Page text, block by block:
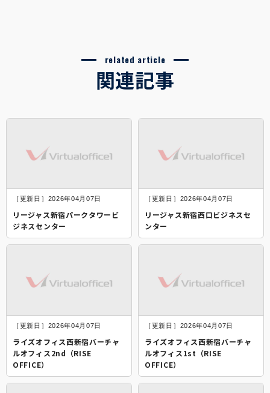
related article
関連記事
［更新日］2026年04月07日
リージャス新宿パークタワービ
ジネスセンター
［更新日］2026年04月07日
リージャス新宿西口ビジネスセ
ンター
［更新日］2026年04月07日
​ライズオフィス西新宿バーチャ
ルオフィス2nd（RISE
OFFICE）
［更新日］2026年04月07日
ライズオフィス西新宿バーチャ
ルオフィス1st（RISE
OFFICE）